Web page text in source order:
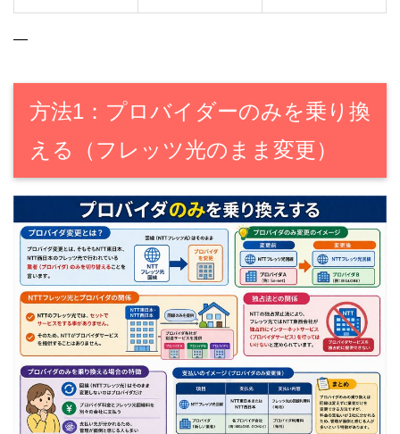
—
方法1：プロバイダーのみを乗り換
える（フレッツ光のまま変更）